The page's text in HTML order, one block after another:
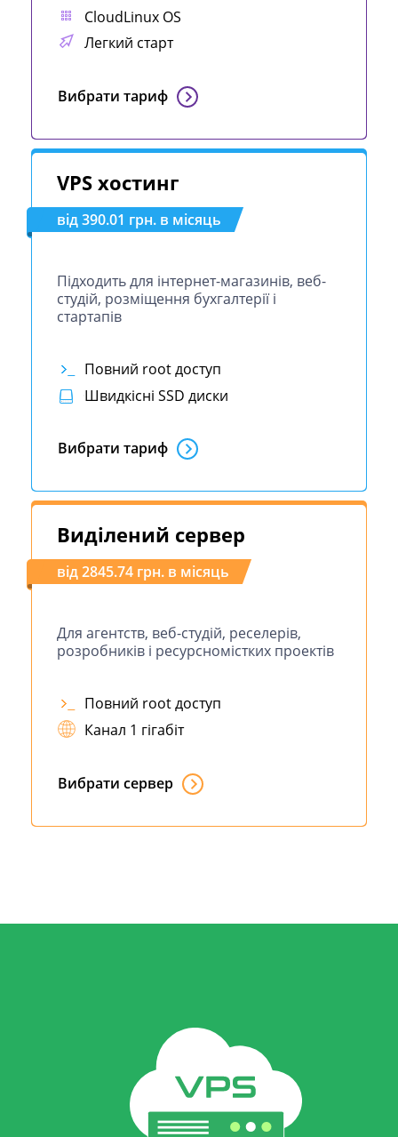
CloudLinux OS
Легкий старт
Вибрати тариф
VPS хостинг
від 390.01 грн. в місяць
Підходить для інтернет-магазинів, веб-
студій, розміщення бухгалтерії і
стартапів
Повний root доступ
Швидкісні SSD диски
Вибрати тариф
Виділений сервер
від 2845.74 грн. в місяць
Для агентств, веб-студій, реселерів,
розробників і ресурсномістких проектів
Повний root доступ
Канал 1 гігабіт
Вибрати сервер